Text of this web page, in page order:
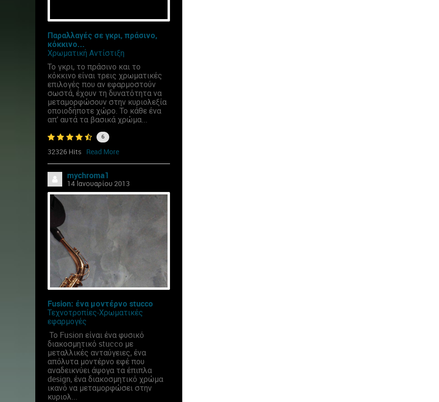
Παραλλαγές σε γκρι, πράσινο,
κόκκινο...
Χρωματική Αντίστιξη
Το γκρι, το πράσινο και το
κόκκινο είναι τρεις χρωματικές
επιλογές που αν εφαρμοστούν
σωστά, έχουν τη δυνατότητα να
μεταμορφώσουν στην κυριολεξία
οποιοδήποτε χώρο. Το κάθε ένα
απ' αυτά τα βασικά χρώμα...
6
32326 Hits Read More
mychroma1
14 Ιανουαρίου 2013
Fusion: ένα μοντέρνο stucco
Τεχνοτροπίες-Χρωματικές
εφαρμογές
Το Fusion είναι ένα φυσικό
διακοσμητικό stucco με
μεταλλικές ανταύγειες, ένα
απόλυτα μοντέρνο εφέ που
αναδεικνύει άψογα τα έπιπλα
design, ένα διακοσμητικό χρώμα
ικανό να μεταμορφώσει στην
κυριολ...